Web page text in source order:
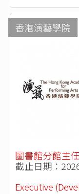
香港演藝學院
圖書館分館主
截止日期：
Executive